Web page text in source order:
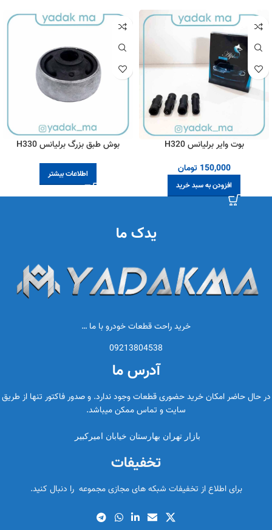
بوت وایر برلیانس H320
150,000 تومان
افزودن به سبد خرید
بوش طبق بزرگ برلیانس H330
اطلاعات بیشتر
یدک ما
خرید راحت قطعات خودرو با ما …
09213804538
آدرس ما
در حال حاضر امکان خرید حضوری قطعات وجود ندارد. و صدور فاکتور تنها از طریق
سایت و تماس ممکن میباشد.
بازار تهران بهارستان خیابان امیرکبیر
تخفیفات
برای اطلاع از تخفیفات شبکه های مجازی مجموعه را دنبال کنید.